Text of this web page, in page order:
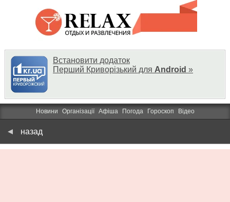
Встановити додаток
Перший Криворізький для Android »
Новини Організації Афіша Погода Гороскоп Відео
назад